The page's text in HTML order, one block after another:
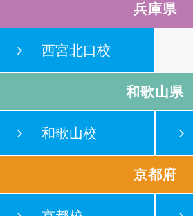
兵庫県
西宮北口校
和歌山県
和歌山校
京都府